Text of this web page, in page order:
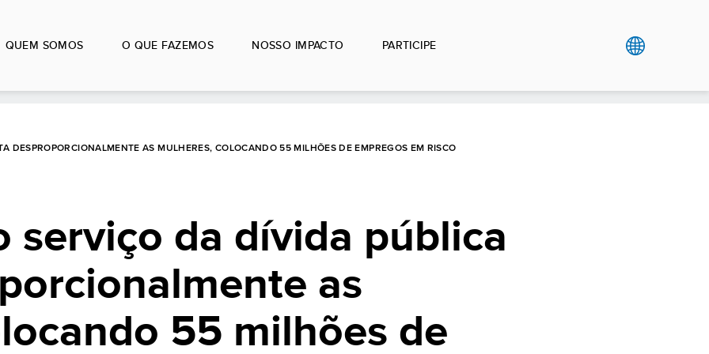
QUEM SOMOS O QUE FAZEMOS NOSSO IMPACTO PARTICIPE
DESPROPORCIONALMENTE AS MULHERES, COLOCANDO 55 MILHÕES DE EMPREGOS EM RISCO
serviço da dívida pública
as
55 milhões de